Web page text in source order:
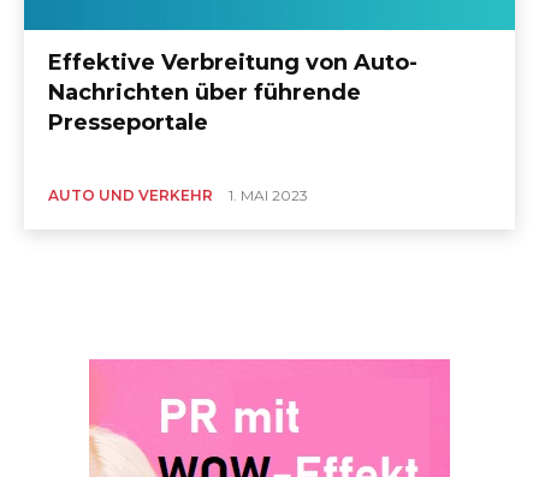
Effektive Verbreitung von Auto-
Nachrichten über führende
Presseportale
AUTO UND VERKEHR 1. MAI 2023